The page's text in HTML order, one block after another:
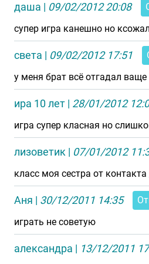
даша | 09/02/2012 20:08
супер игра канешно но
света | 09/02/2012 17:51
у меня брат всё отгадал ваще
ира 10 лет | 28/01/2012
игра супер класная но
лизоветик | 07/01/2012
класс моя сестра от
Аня | 30/12/2011 14:35
играть не советую
александра | 13/12/2011